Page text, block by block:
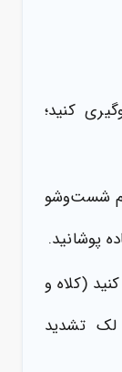
کنید؛
شست‌وشو
پوشانید.
(کلاه و
لک تشدید